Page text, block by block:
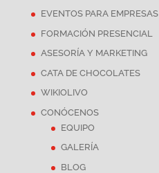
EVENTOS PARA EMPRESAS
FORMACIÓN PRESENCIAL
ASESORÍA Y MARKETING
CATA DE CHOCOLATES
WIKIOLIVO
CONÓCENOS
EQUIPO
GALERÍA
BLOG